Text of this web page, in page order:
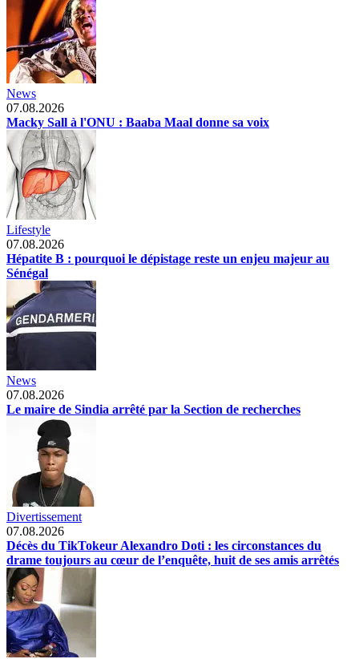
News
07.08.2026
Macky Sall à l'ONU : Baaba Maal donne sa voix
Lifestyle
07.08.2026
Hépatite B : pourquoi le dépistage reste un enjeu majeur au
Sénégal
News
07.08.2026
Le maire de Sindia arrêté par la Section de recherches
Divertissement
07.08.2026
Décès du TikTokeur Alexandro Doti : les circonstances du
drame toujours au cœur de l’enquête, huit de ses amis arrêtés